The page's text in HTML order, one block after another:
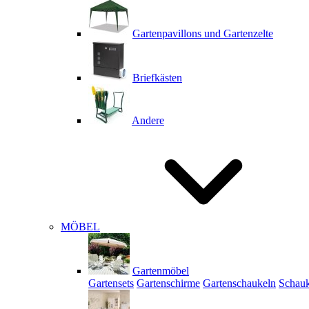
Gartenpavillons und Gartenzelte
Briefkästen
Andere
MÖBEL
Gartenmöbel
Gartensets Gartenschirme Gartenschaukeln